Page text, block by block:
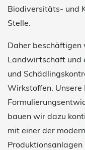
Biodiversitäts- und
Stelle.
Daher beschäftigen
Landwirtschaft und
und
Wirkstoffen. Unsere
bauen wir dazu
mit einer der
Produktionsanlagen